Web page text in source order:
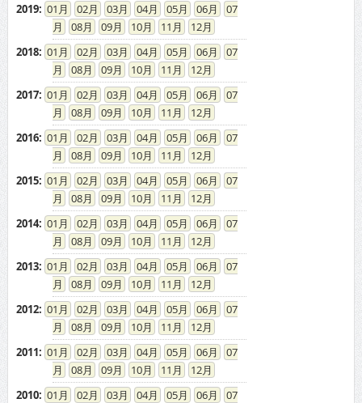
2019: 01 02 03 04 05 06
07
08
09 10 11
12
2018: 01 02 03 04 05 06
07
08
09 10 11
12
2017: 01 02 03 04 05 06
07
08
09 10 11
12
2016: 01 02 03 04 05 06
07
08
09 10 11
12
2015: 01 02 03 04 05 06
07
08
09 10 11
12
2014: 01 02 03 04 05 06
07
08
09 10 11
12
2013: 01 02 03 04 05 06
07
08
09 10 11
12
2012: 01 02 03 04 05 06
07
08
09 10 11
12
2011: 01 02 03 04 05 06
07
08
09 10 11
12
2010: 01 02 03 04 05 06
07